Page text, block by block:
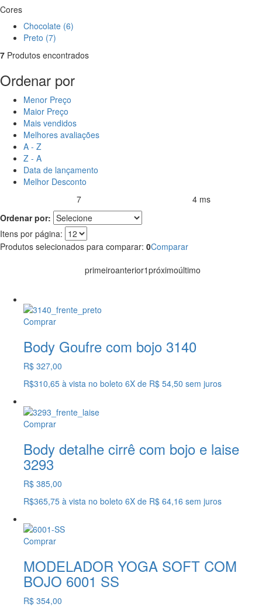
Cores
Chocolate (6)
Preto (7)
7 Produtos encontrados
Ordenar por
Menor Preço
Maior Preço
Mais vendidos
Melhores avaliações
A - Z
Z - A
Data de lançamento
Melhor Desconto
7
4 ms
Ordenar por:
Itens por página:
Produtos selecionados para comparar: 0Comparar
primeiroanterior1próximoúltimo
Comprar
Body Goufre com bojo 3140
R$ 327,00
R$310,65 à vista no boleto 6X de R$ 54,50 sem juros
Comprar
Body detalhe cirrê com bojo e laise
3293
R$ 385,00
R$365,75 à vista no boleto 6X de R$ 64,16 sem juros
Comprar
MODELADOR YOGA SOFT COM
BOJO 6001 SS
R$ 354,00